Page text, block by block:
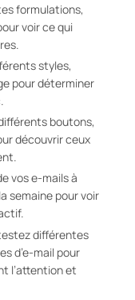
formulations,
voir ce qui
styles,
pour déterminer
boutons,
découvrir ceux
vos e-mails à
semaine pour voir
différentes
d’e-mail pour
l’attention et